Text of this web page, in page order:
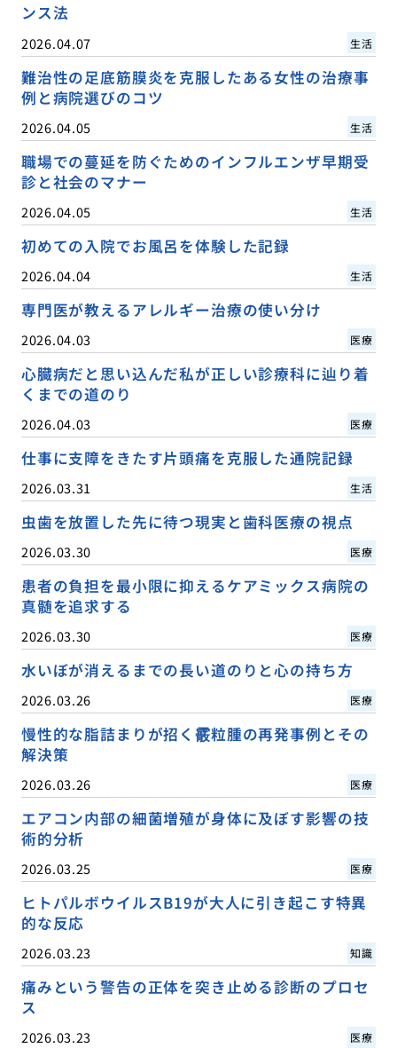
ンス法
2026.04.07 生活
難治性の足底筋膜炎を克服したある女性の治療事
例と病院選びのコツ
2026.04.05 生活
職場での蔓延を防ぐためのインフルエンザ早期受
診と社会のマナー
2026.04.05 生活
初めての入院でお風呂を体験した記録
2026.04.04 生活
専門医が教えるアレルギー治療の使い分け
2026.04.03 医療
心臓病だと思い込んだ私が正しい診療科に辿り着
くまでの道のり
2026.04.03 医療
仕事に支障をきたす片頭痛を克服した通院記録
2026.03.31 生活
虫歯を放置した先に待つ現実と歯科医療の視点
2026.03.30 医療
患者の負担を最小限に抑えるケアミックス病院の
真髄を追求する
2026.03.30 医療
水いぼが消えるまでの長い道のりと心の持ち方
2026.03.26 医療
慢性的な脂詰まりが招く霰粒腫の再発事例とその
解決策
2026.03.26 医療
エアコン内部の細菌増殖が身体に及ぼす影響の技
術的分析
2026.03.25 医療
ヒトパルボウイルスB19が大人に引き起こす特異
的な反応
2026.03.23 知識
痛みという警告の正体を突き止める診断のプロセ
ス
2026.03.23 医療